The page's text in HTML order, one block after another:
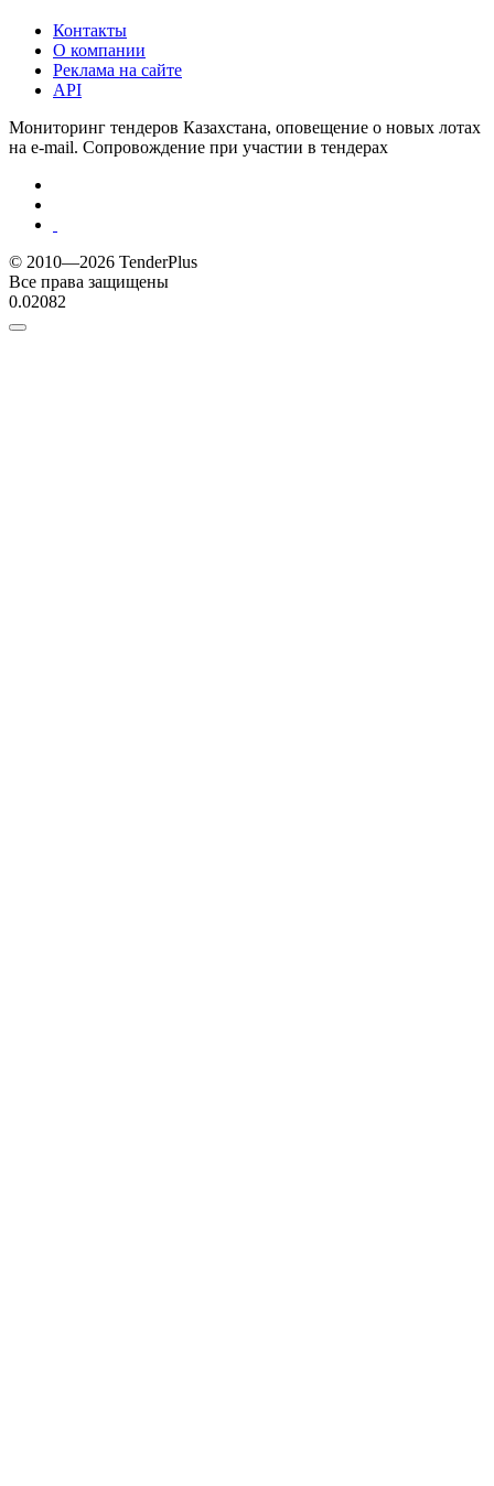
Контакты
О компании
Реклама на сайте
API
Мониторинг тендеров Казахстана, оповещение о новых лотах
на e-mail. Сопровождение при участии в тендерах
© 2010—2026 TenderPlus
Все права защищены
0.02082